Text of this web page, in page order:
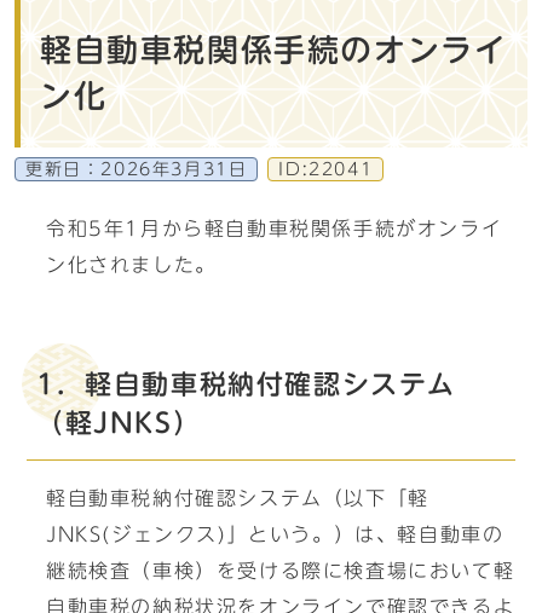
軽自動車税関係手続のオンライ
ン化
更新日： 2026年3月31日 ID:22041
令和5年1月から軽自動車税関係手続がオンライ
ン化されました。
1．軽自動車税納付確認システム
（軽JNKS）
軽自動車税納付確認システム（以下「軽
JNKS(ジェンクス)」という。）は、軽自動車の
継続検査（車検）を受ける際に検査場において軽
自動車税の納税状況をオンラインで確認できるよ